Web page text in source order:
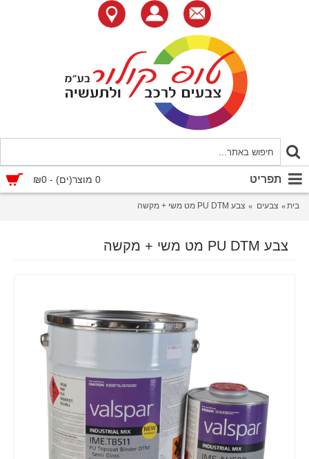
0 מוצר(ים) - ₪0 תפריט
בית צבעים צבע PU DTM מט משי + מקשה
צבע PU DTM מט משי + מקשה